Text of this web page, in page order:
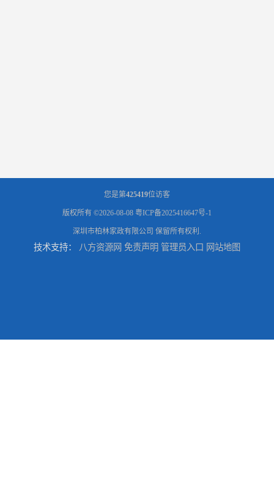
您是第425419位访客
版权所有 ©2026-08-08 粤ICP备2025416647号-1
深圳市柏林家政有限公司 保留所有权利.
技术支持： 八方资源网 免责声明 管理员入口 网站地图